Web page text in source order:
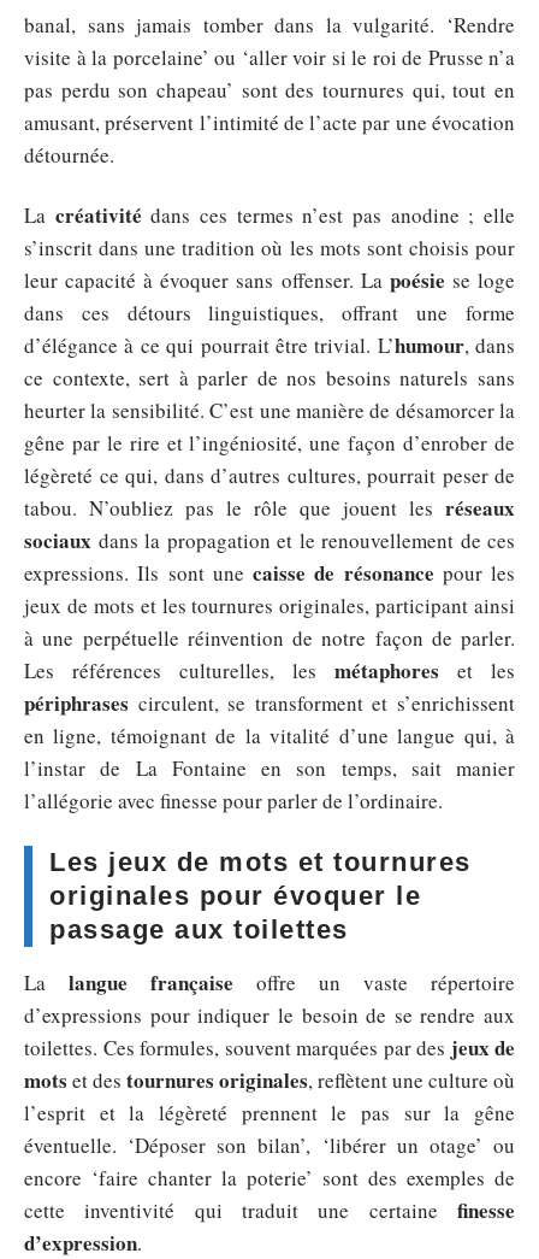
banal, sans jamais tomber dans la vulgarité. ‘Rendre
visite à la porcelaine’ ou ‘aller voir si le roi de Prusse n’a
pas perdu son chapeau’ sont des tournures qui, tout en
amusant, préservent l’intimité de l’acte par une évocation
détournée.
La créativité dans ces termes n’est pas anodine ; elle
s’inscrit dans une tradition où les mots sont choisis pour
leur capacité à évoquer sans offenser. La poésie se loge
dans ces détours linguistiques, offrant une forme
d’élégance à ce qui pourrait être trivial. L’humour, dans
ce contexte, sert à parler de nos besoins naturels sans
heurter la sensibilité. C’est une manière de désamorcer la
gêne par le rire et l’ingéniosité, une façon d’enrober de
légèreté ce qui, dans d’autres cultures, pourrait peser de
tabou. N’oubliez pas le rôle que jouent les réseaux
sociaux dans la propagation et le renouvellement de ces
expressions. Ils sont une caisse de résonance pour les
jeux de mots et les tournures originales, participant ainsi
à une perpétuelle réinvention de notre façon de parler.
Les références culturelles, les métaphores et les
périphrases circulent, se transforment et s’enrichissent
en ligne, témoignant de la vitalité d’une langue qui, à
l’instar de La Fontaine en son temps, sait manier
l’allégorie avec finesse pour parler de l’ordinaire.
Les jeux de mots et tournures
originales pour évoquer le
passage aux toilettes
La langue française offre un vaste répertoire
d’expressions pour indiquer le besoin de se rendre aux
toilettes. Ces formules, souvent marquées par des jeux de
mots et des tournures originales, reflètent une culture où
l’esprit et la légèreté prennent le pas sur la gêne
éventuelle. ‘Déposer son bilan’, ‘libérer un otage’ ou
encore ‘faire chanter la poterie’ sont des exemples de
cette inventivité qui traduit une certaine finesse
d’expression.